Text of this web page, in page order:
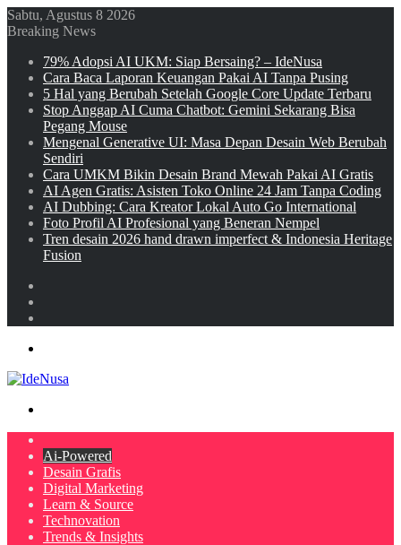
Sabtu, Agustus 8 2026
Breaking News
79% Adopsi AI UKM: Siap Bersaing? – IdeNusa
Cara Baca Laporan Keuangan Pakai AI Tanpa Pusing
5 Hal yang Berubah Setelah Google Core Update Terbaru
Stop Anggap AI Cuma Chatbot: Gemini Sekarang Bisa
Pegang Mouse
Mengenal Generative UI: Masa Depan Desain Web Berubah
Sendiri
Cara UMKM Bikin Desain Brand Mewah Pakai AI Gratis
AI Agen Gratis: Asisten Toko Online 24 Jam Tanpa Coding
AI Dubbing: Cara Kreator Lokal Auto Go International
Foto Profil AI Profesional yang Beneran Nempel
Tren desain 2026 hand drawn imperfect & Indonesia Heritage
Fusion
Ai-Powered
Desain Grafis
Digital Marketing
Learn & Source
Technovation
Trends & Insights